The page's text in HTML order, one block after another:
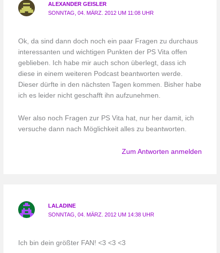
ALEXANDER GEISLER
SONNTAG, 04. MÄRZ. 2012 UM 11:08 UHR
Ok, da sind dann doch noch ein paar Fragen zu durchaus
interessanten und wichtigen Punkten der PS Vita offen
geblieben. Ich habe mir auch schon überlegt, dass ich
diese in einem weiteren Podcast beantworten werde.
Dieser dürfte in den nächsten Tagen kommen. Bisher habe
ich es leider nicht geschafft ihn aufzunehmen.
Wer also noch Fragen zur PS Vita hat, nur her damit, ich
versuche dann nach Möglichkeit alles zu beantworten.
Zum Antworten anmelden
LALADINE
SONNTAG, 04. MÄRZ. 2012 UM 14:38 UHR
Ich bin dein größter FAN! <3 <3 <3